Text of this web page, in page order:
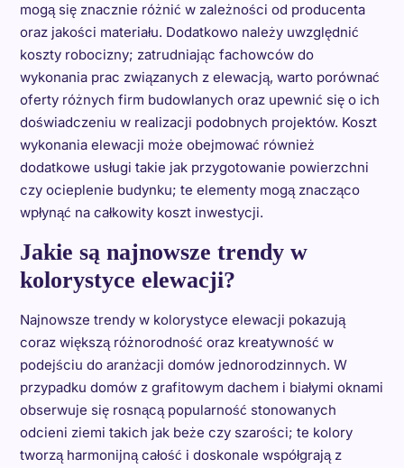
mogą się znacznie różnić w zależności od producenta
oraz jakości materiału. Dodatkowo należy uwzględnić
koszty robocizny; zatrudniając fachowców do
wykonania prac związanych z elewacją, warto porównać
oferty różnych firm budowlanych oraz upewnić się o ich
doświadczeniu w realizacji podobnych projektów. Koszt
wykonania elewacji może obejmować również
dodatkowe usługi takie jak przygotowanie powierzchni
czy ocieplenie budynku; te elementy mogą znacząco
wpłynąć na całkowity koszt inwestycji.
Jakie są najnowsze trendy w
kolorystyce elewacji?
Najnowsze trendy w kolorystyce elewacji pokazują
coraz większą różnorodność oraz kreatywność w
podejściu do aranżacji domów jednorodzinnych. W
przypadku domów z grafitowym dachem i białymi oknami
obserwuje się rosnącą popularność stonowanych
odcieni ziemi takich jak beże czy szarości; te kolory
tworzą harmonijną całość i doskonale współgrają z